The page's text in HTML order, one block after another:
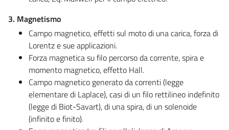
3. Magnetismo
Campo magnetico, effetti sul moto di una carica, forza di
Lorentz e sue applicazioni.
Forza magnetica su filo percorso da corrente, spira e
momento magnetico, effetto Hall.
Campo magnetico generato da correnti (legge
elementare di Laplace), casi di un filo rettilineo indefinito
(legge di Biot-Savart), di una spira, di un solenoide
(infinito e finito).